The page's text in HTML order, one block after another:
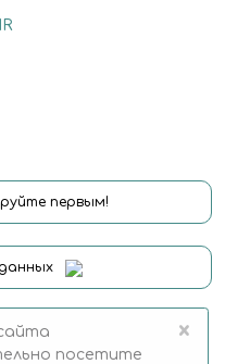
первым!
посетите
×